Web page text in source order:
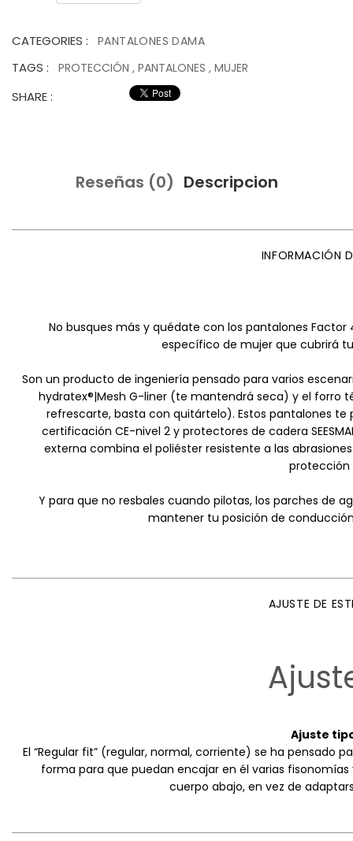
CATEGORIES : PANTALONES DAMA
TAGS : PROTECCIÓN , PANTALONES , MUJER
SHARE :
Reseñas (0) Descripcion
INFORMACIÓN
No busques más y quédate con los pantalones
específico de mujer que cubrirá
Son un producto de ingeniería pensado para varios
hydratex®|Mesh G-liner (te mantendrá seca) y el forro
refrescarte, basta con quitártelo). Estos pantalones te
certificación CE-nivel 2 y protectores de cadera
externa combina el poliéster resistente a las
Y para que no resbales cuando pilotas, los parches de
mantener tu posición de
AJUSTE DE
Ajuste
El “Regular fit” (regular, normal, corriente) se ha pensado
forma para que puedan encajar en él varias fisonomías
cuerpo abajo, en vez de